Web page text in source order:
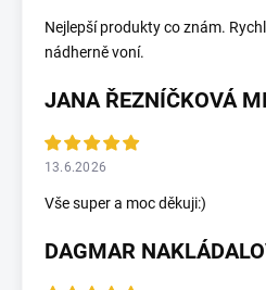
Nejlepší produkty co znám.
nádherně voní.
JANA ŘEZNÍČKOVÁ
13.6.2026
Vše super a moc děkuji:)
DAGMAR